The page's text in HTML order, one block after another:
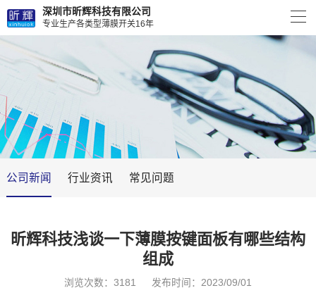
深圳市昕辉科技有限公司
专业生产各类型薄膜开关16年
公司新闻 行业资讯 常见问题
昕辉科技浅谈一下薄膜按键面板有哪些结构
组成
浏览次数：3181 发布时间：2023/09/01